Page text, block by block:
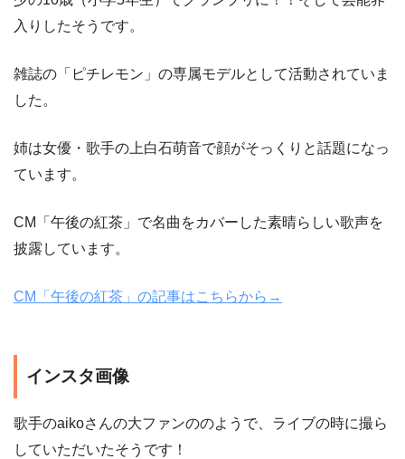
入りしたそうです。
雑誌の「ピチレモン」の専属モデルとして活動されていま
した。
姉は女優・歌手の上白石萌音で顔がそっくりと話題になっ
ています。
CM「午後の紅茶」で名曲をカバーした素晴らしい歌声を
披露しています。
CM「午後の紅茶」の記事はこちらから→
インスタ画像
歌手のaikoさんの大ファンののようで、ライブの時に撮ら
していただいたそうです！